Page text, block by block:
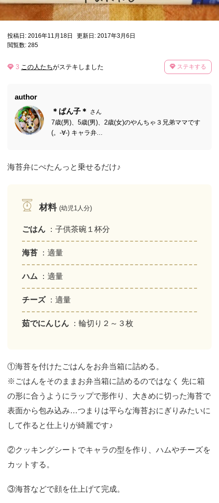
投稿日: 2016年11月18日
更新日: 2017年3月6日
閲覧数: 285
3 この人たちがステキしました ステキする
author
＊ぱん子＊
さん
7歳(男)、5歳(男)、2歳(女)のやんちゃ３兄弟ママです
(。-∀-) キャラ弁...
海苔弁にぺたんっと乗せるだけ♪
材料 (幼児1人分)
ごはん ：子供茶碗１杯分
海苔 ：適量
ハム ：適量
チーズ ：適量
茹でにんじん ：輪切り２～３枚
①海苔を付けたごはんをお弁当箱に詰める。
※ごはんをそのままお弁当箱に詰めるのではなく 先に箱
の形に合うようにラップで形作り、大きめに切った海苔で
表面から包み込み…つまりは平らな海苔おにぎりみたいに
して作ると仕上りが綺麗です♪
②クッキングシートでキャラの型を作り、ハムやチーズを
カットする。
③海苔などで顔を仕上げて完成。